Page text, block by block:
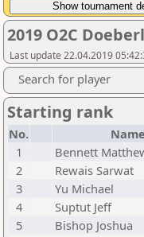
2019 O2C
Last update 22.04.2019
Search for player
Starting rank
No. Name
1
Bennett
2
Rewais Sarwat
3
Yu Michael
4
Suptut Jeff
5
Bishop Joshua